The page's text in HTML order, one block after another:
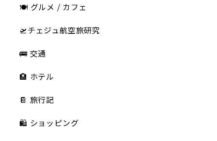
🍽 グルメ / カフェ
🛫チェジュ航空旅研究
🚌 交通
🏨 ホテル
📔 旅行記
🛍️ ショッピング